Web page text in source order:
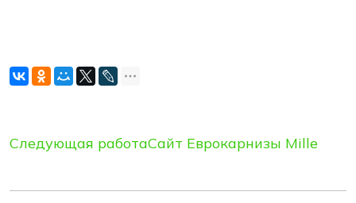
Следующая работаСайт Еврокарнизы Mille